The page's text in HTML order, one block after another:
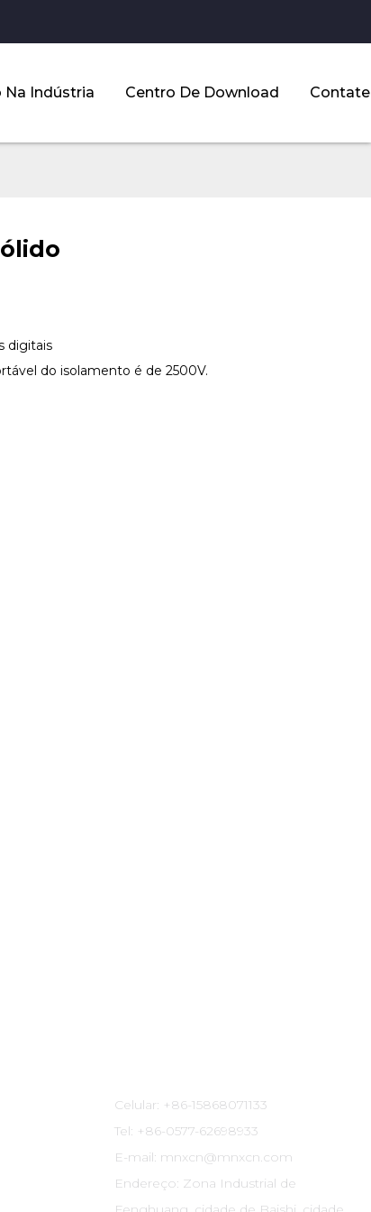
Na Indústria Centro De Download
digitais
do isolamento é de 2500V.
Celular: +86-15868071133
Tel: +86-0577-62698933
E-mail: mnxcn@mnxcn.com
Endereço: Zona Industrial de